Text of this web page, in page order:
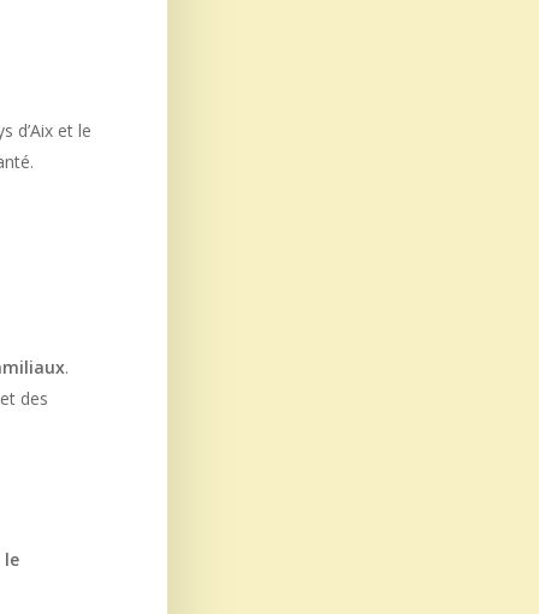
d’Aix et le
.
et des
le